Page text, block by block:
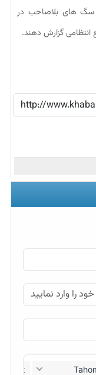
سگ های بلاصاحب در
انتظامی گزارش دهند.
12px